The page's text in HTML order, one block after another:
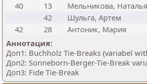
40
13 Мельникова, Наталья
42
Шульга, Артем
42
28 Антоник, Мария
Аннотация:
Доп1: Buchholz Tie-Breaks (variabel
Доп2: Sonneborn-Berger-Tie-Break
Доп3: Fide Tie-Break